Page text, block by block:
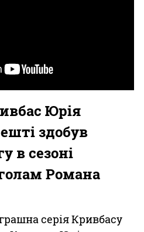
Юрія
здобув
в сезоні
Романа
серія Кривбасу